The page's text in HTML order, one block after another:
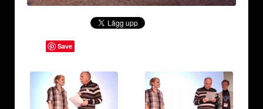
Save